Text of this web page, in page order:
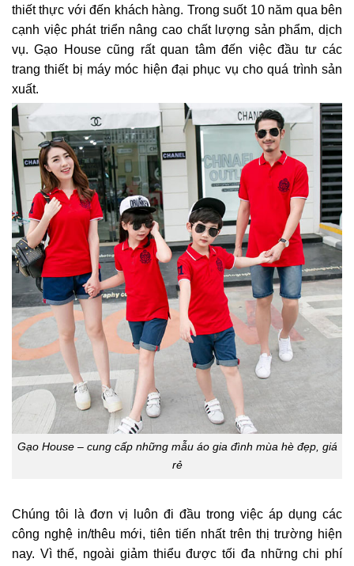
thiết thực với đến khách hàng. Trong suốt 10 năm qua bên
cạnh việc phát triển nâng cao chất lượng sản phẩm, dịch
vụ. Gạo House cũng rất quan tâm đến việc đầu tư các
trang thiết bị máy móc hiện đại phục vụ cho quá trình sản
xuất.
Gạo House – cung cấp những mẫu áo gia đình mùa hè đẹp, giá
rẻ
Chúng tôi là đơn vị luôn đi đầu trong việc áp dụng các
công nghệ in/thêu mới, tiên tiến nhất trên thị trường hiện
nay. Vì thế, ngoài giảm thiểu được tối đa những chi phí